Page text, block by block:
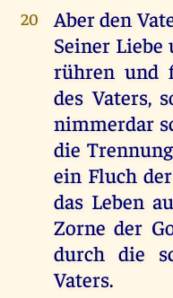
20
Aber den
Seiner
rühren und
des Vaters,
nimmerdar
die
ein Fluch
das Leben
Zorne der
durch die
Vaters.